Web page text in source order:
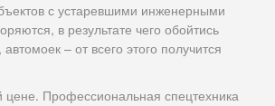
с устаревшими инженерными
в результате чего обойтись
– от всего этого получится
Профессиональная спецтехника